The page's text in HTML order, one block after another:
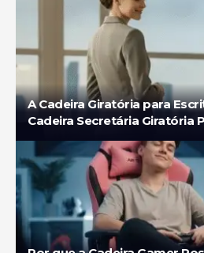
A Cadeira Giratória para
Cadeira Secretária Giratória